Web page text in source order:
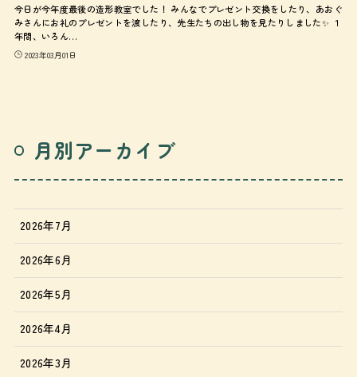
今日が今年度最後の造形教室でした！ みんなでプレゼント交換をしたり、あおぐ
みさんにお礼のプレゼントを渡したり、先生たちの出し物を見たりしました✨ １
年間、いろん…
2023年03月01日
月別アーカイブ
2026年7月
2026年6月
2026年5月
2026年4月
2026年3月